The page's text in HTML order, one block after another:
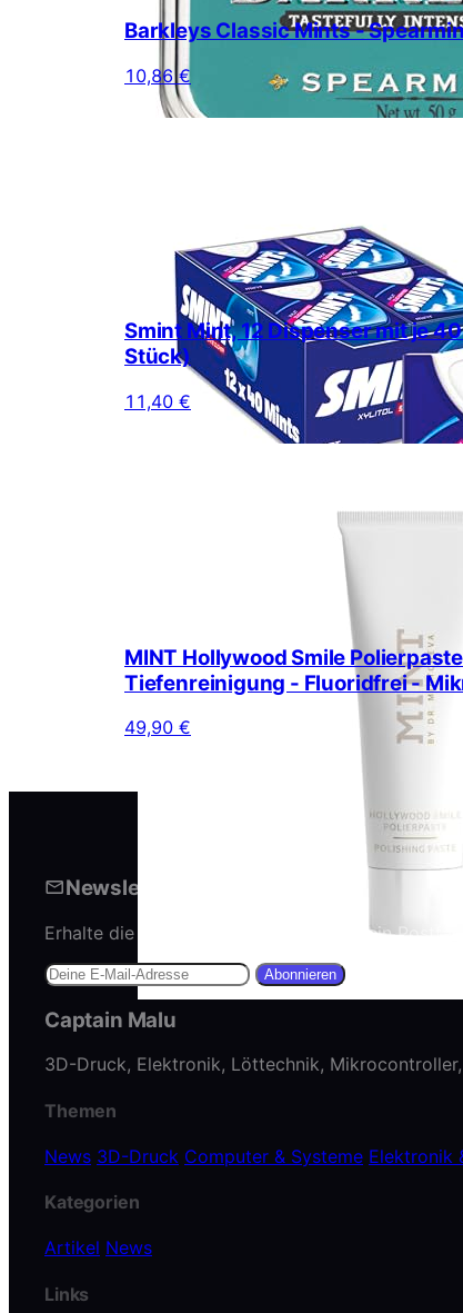
Barkleys Classic Mints -
10,86 €
Smint Mint, 12 Dispenser mit je
Stück)
11,40 €
MINT Hollywood Smile
Tiefenreinigung - Fluoridfrei -
49,90 €
Newsletter abonnieren
Erhalte die neuesten Artikel direkt in dein
Abonnieren
Captain Malu
3D-Druck, Elektronik, Löttechnik,
Themen
News 3D-Druck Computer & Systeme Elektronik
Kategorien
Artikel News
Links